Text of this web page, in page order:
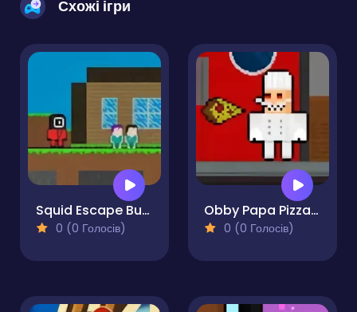
Схожі ігри
Squid Escape But Blockworld
0 (0 Голосів)
Obby Papa Pizzas Escape
0 (0 Голосів)